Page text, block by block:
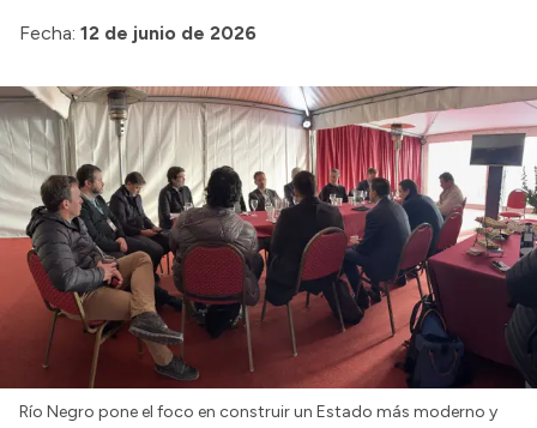
Fecha: 12 de junio de 2026
Río Negro pone el foco en construir un Estado más moderno y